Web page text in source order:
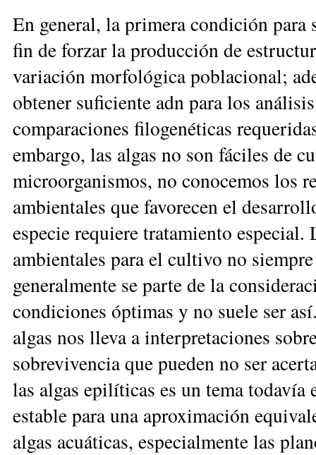
En general, la primera condición para
fin de forzar la producción de
variación morfológica poblacional;
obtener suficiente adn para los
comparaciones filogenéticas
embargo, las algas no son fáciles de
microorganismos, no conocemos los
ambientales que favorecen el
especie requiere tratamiento
ambientales para el cultivo no
generalmente se parte de la
condiciones óptimas y no suele ser
algas nos lleva a interpretaciones
sobrevivencia que pueden no ser
las algas epilíticas es un tema
estable para una aproximación
algas acuáticas, especialmente las